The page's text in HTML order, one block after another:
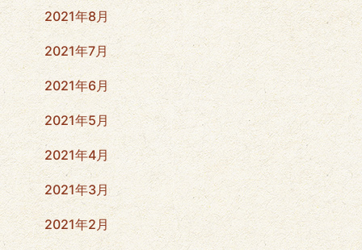
2021年8月
2021年7月
2021年6月
2021年5月
2021年4月
2021年3月
2021年2月